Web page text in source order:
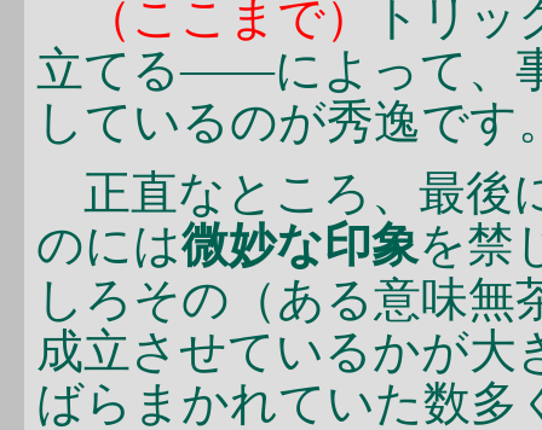
（ここまで）
トリ
立てる――によって、
しているのが秀逸です
正直なところ、最後
のには微妙な印象を禁
しろその（ある意味無
成立させているかが大
ばらまかれていた数多